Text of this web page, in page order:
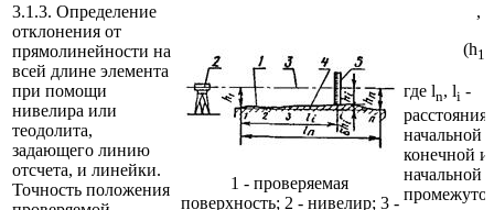
3.1.3. Определение
отклонения от
прямолинейности на
всей длине элемента
при помощи
нивелира или
теодолита,
задающего линию
отсчета, и линейки.
Точность положения
1 - проверяемая
поверхность; 2 - нивелир; 3 -
,
(h1
где ln, li -
начальной
конечной и
начальной